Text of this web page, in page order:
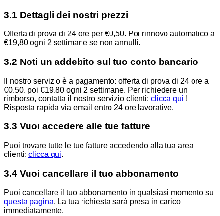
3.1 Dettagli dei nostri prezzi
Offerta di prova di 24 ore per €0,50. Poi rinnovo automatico a
€19,80 ogni 2 settimane se non annulli.
3.2 Noti un addebito sul tuo conto bancario
Il nostro servizio è a pagamento: offerta di prova di 24 ore a
€0,50, poi €19,80 ogni 2 settimane. Per richiedere un
rimborso, contatta il nostro servizio clienti: clicca qui !
Risposta rapida via email entro 24 ore lavorative.
3.3 Vuoi accedere alle tue fatture
Puoi trovare tutte le tue fatture accedendo alla tua area
clienti: clicca qui.
3.4 Vuoi cancellare il tuo abbonamento
Puoi cancellare il tuo abbonamento in qualsiasi momento su
questa pagina. La tua richiesta sarà presa in carico
immediatamente.